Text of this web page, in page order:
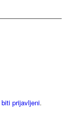
biti prijavljeni.